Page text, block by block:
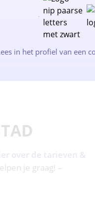
in het profiel van een
over de tarieven &
je graag! –